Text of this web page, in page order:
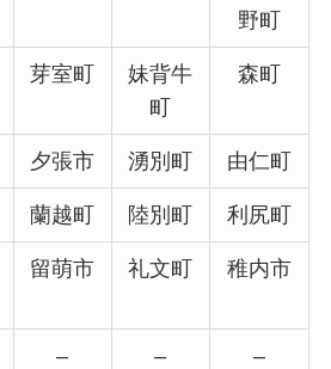
野町
芽室町
妹背牛
町
森町
夕張市 湧別町 由仁町
蘭越町 陸別町 利尻町
留萌市 礼文町 稚内市
– – –